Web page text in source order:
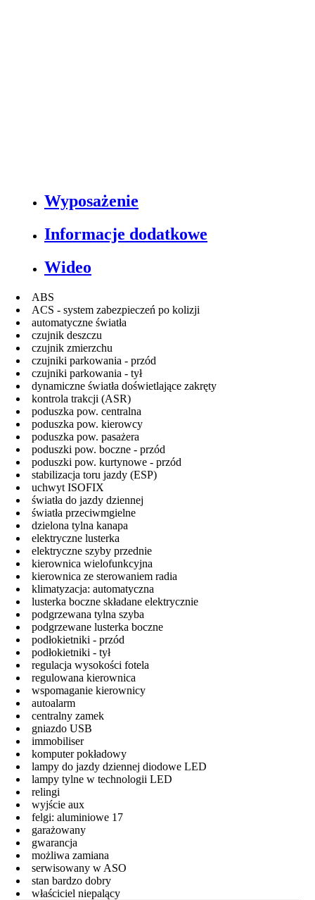
Wyposażenie
Informacje dodatkowe
Wideo
ABS
ACS - system zabezpieczeń po kolizji
automatyczne światła
czujnik deszczu
czujnik zmierzchu
czujniki parkowania - przód
czujniki parkowania - tył
dynamiczne światła doświetlające zakręty
kontrola trakcji (ASR)
poduszka pow. centralna
poduszka pow. kierowcy
poduszka pow. pasażera
poduszki pow. boczne - przód
poduszki pow. kurtynowe - przód
stabilizacja toru jazdy (ESP)
uchwyt ISOFIX
światła do jazdy dziennej
światła przeciwmgielne
dzielona tylna kanapa
elektryczne lusterka
elektryczne szyby przednie
kierownica wielofunkcyjna
kierownica ze sterowaniem radia
klimatyzacja: automatyczna
lusterka boczne składane elektrycznie
podgrzewana tylna szyba
podgrzewane lusterka boczne
podłokietniki - przód
podłokietniki - tył
regulacja wysokości fotela
regulowana kierownica
wspomaganie kierownicy
autoalarm
centralny zamek
gniazdo USB
immobiliser
komputer pokładowy
lampy do jazdy dziennej diodowe LED
lampy tylne w technologii LED
relingi
wyjście aux
felgi: aluminiowe 17
garażowany
gwarancja
możliwa zamiana
serwisowany w ASO
stan bardzo dobry
właściciel niepalący